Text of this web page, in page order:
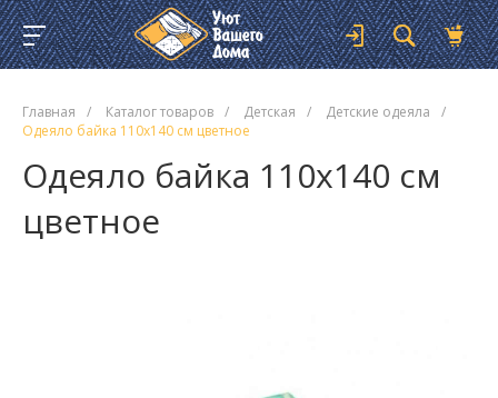
Главная / Каталог товаров / Детская / Детские одеяла
/
Одеяло байка 110х140 см цветное
Одеяло байка 110х140 см
цветное